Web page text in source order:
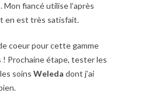
Mon fiancé utilise l’après
en est très satisfait.
coeur pour cette gamme
! Prochaine étape, tester les
soins Weleda dont j’ai